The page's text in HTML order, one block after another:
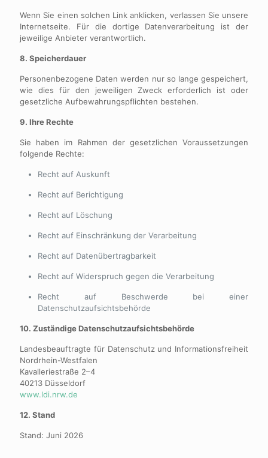
Wenn Sie einen solchen Link anklicken, verlassen Sie unsere
Internetseite. Für die dortige Datenverarbeitung ist der
jeweilige Anbieter verantwortlich.
8. Speicherdauer
Personenbezogene Daten werden nur so lange gespeichert,
wie dies für den jeweiligen Zweck erforderlich ist oder
gesetzliche Aufbewahrungspflichten bestehen.
9. Ihre Rechte
Sie haben im Rahmen der gesetzlichen Voraussetzungen
folgende Rechte:
Recht auf Auskunft
Recht auf Berichtigung
Recht auf Löschung
Recht auf Einschränkung der Verarbeitung
Recht auf Datenübertragbarkeit
Recht auf Widerspruch gegen die Verarbeitung
Recht auf Beschwerde bei einer
Datenschutzaufsichtsbehörde
10. Zuständige Datenschutzaufsichtsbehörde
Landesbeauftragte für Datenschutz und Informationsfreiheit
Nordrhein-Westfalen
Kavalleriestraße 2–4
40213 Düsseldorf
www.ldi.nrw.de
12. Stand
Stand: Juni 2026